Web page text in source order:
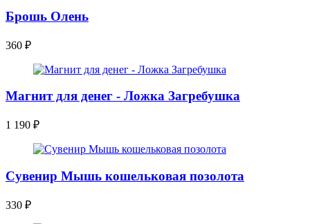
Брошь Олень
360 ₽
Магнит для денег - Ложка Загребушка
1 190 ₽
Сувенир Мышь кошельковая позолота
330 ₽